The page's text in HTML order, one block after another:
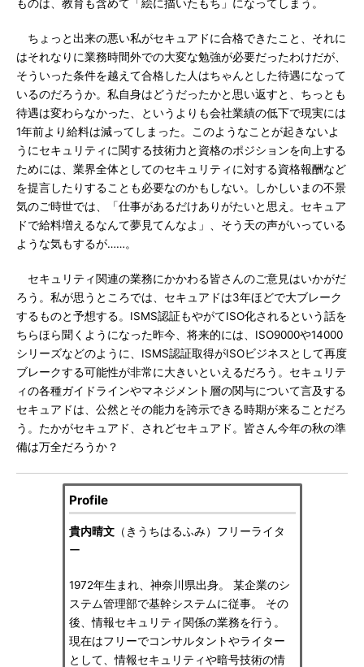
ものは、教育も含めて「絵に描いたもち」になってしまう。
ちょっと出来の悪い私がセキュアドに合格できたこと、それに
はそれなりに業務時間外での大変な勉強が必要だったわけだが、
そういった条件を越えて合格した人はちゃんとした待遇になって
いるのだろうか。私自身はどうだったかと思い返すと、ちっとも
待遇は変わらなかった、というよりも会社業績の低下で現実には
1年前より給料は減ってしまった。このようなことが起きないよ
うにセキュリティに関する技術力と資格のポジションを向上する
ためには、業界全体としてのセキュリティに対する資格報酬など
を提言したりすることも必要なのかもしない。しかしいまの不景
気のご時世では、「仕事があるだけありがたいと思え。セキュア
ドで給料増えるなんて夢見てんなよ」、そう天の声がいっている
ような気もするが……。
セキュリティ関連の業務にかかわる皆さんのご意見はいかがだ
ろう。私が思うところでは、セキュアドは3年ほどで大ブレーク
するものと予想する。ISMS認証もやがてISO化されるという話を
ちらほら聞くようになった昨今、将来的には、ISO9000や14000
シリーズなどのように、ISMS認証取得がISOビジネスとして再度
ブレークする可能性が非常に大きいといえるだろう。セキュリテ
ィの各種ガイドラインやマネジメント層の関与について言及する
セキュアドは、公然とその能力を誇示できる時期が来ることだろ
う。たかがセキュアド、されどセキュアド。皆さん今年の秋の準
備は万全だろうか？
Profile
貴内晴文（きうちはるふみ）フリーライタ
ー
1972年生まれ、神奈川県出身。 某企業のシ
ステム管理部で基幹システムに従事。 その
後、情報セキュリティ関係の業務を行う。
現在はフリーでコンサルタントやライター
として、情報セキュリティや暗号技術の情